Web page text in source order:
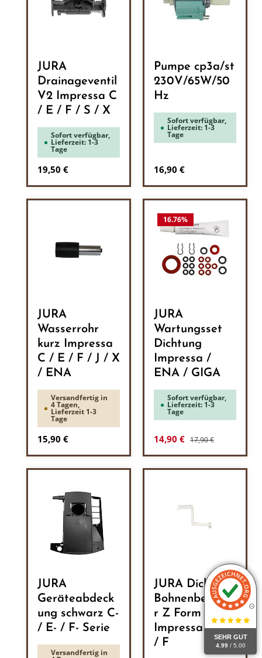
SEHR GUT
4.99 / 5.00
JURA
Drainageventil
V2 Impressa C
/ E / F / S / X
Sofort verfügbar,
Lieferzeit: 1-3
Tage
Regulärer Preis:
19,50 €
Pumpe cp3a/st
230V/65W/50
Hz
Sofort verfügbar,
Lieferzeit: 1-3
Tage
Regulärer Preis:
16,90 €
JURA
Wasserrohr
kurz Impressa
C / E / F / J / X
/ ENA
Versandfertig in
4 Tagen,
Lieferzeit 1-3
Tage
Regulärer Preis:
15,90 €
16.76%
JURA
Wartungsset
Dichtung
Impressa /
ENA / GIGA
Sofort verfügbar,
Lieferzeit: 1-3
Tage
Verkaufspreis:
14,90 € Regulärer Preis:
17,90 €
JURA
Geräteabdeck
ung schwarz C-
/ E- / F- Serie
Versandfertig in
JURA Dichtung
Bohnenbehälte
r Z Form
Impressa C / E
/ F